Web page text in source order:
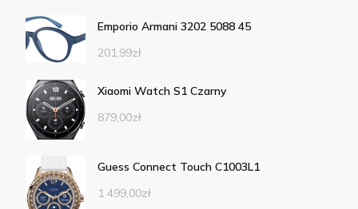
Emporio Armani 3202 5088 45
201,99zł
Xiaomi Watch S1 Czarny
879,00zł
Guess Connect Touch C1003L1
1 499,00zł